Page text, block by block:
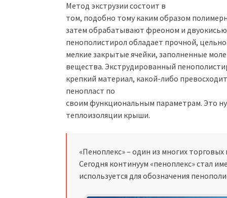
Метод экструзии состоит в
том, подобно тому каким образом
затем обрабатывают фреоном и двуокисью
пенополистирол обладает прочной,
мелкие закрытые ячейки, заполненные
вещества. Экструдированный
крепкий материал, какой-либо
пенопласт по
своим функциональным параметрам. Это
теплоизоляции крыши.
«Пеноплекс» – один из многих
Сегодня континуум «пеноплекс» стал
используется для обозначения